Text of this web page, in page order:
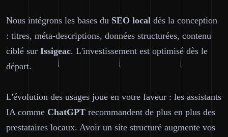
Nous intégrons les bases du SEO local dès la conception
: titres, méta-descriptions, données structurées, contenu
ciblé sur Issigeac. L'investissement est optimisé dès le
départ.
L'évolution des usages joue en votre faveur : les assistants
IA comme ChatGPT recommandent de plus en plus des
prestataires locaux. Avoir un site structuré augmente vos